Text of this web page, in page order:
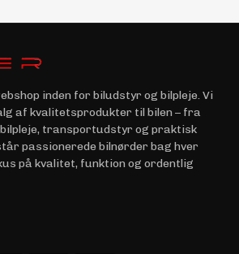
inden for biludstyr og bilpleje. Vi
af kvalitetsprodukter til bilen – fra
transportudstyr og praktisk
passionerede bilnørder bag hver
på kvalitet, funktion og ordentlig